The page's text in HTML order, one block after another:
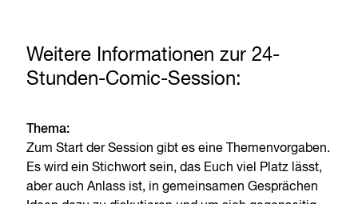
Weitere Informationen zur 24-
Stunden-Comic-Session:
Thema:
Zum Start der Session gibt es eine Themenvorgaben.
Es wird ein Stichwort sein, das Euch viel Platz lässt,
aber auch Anlass ist, in gemeinsamen Gesprächen